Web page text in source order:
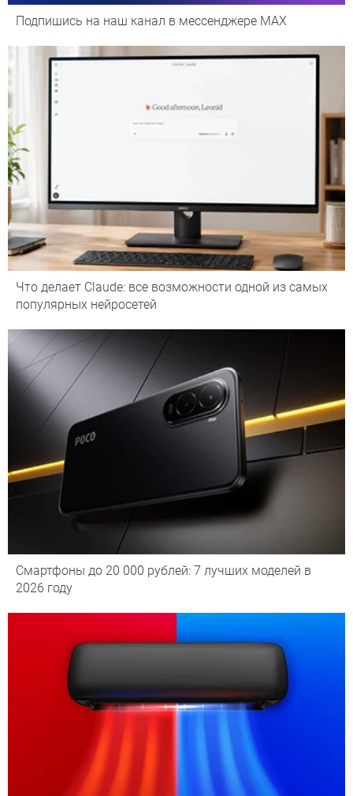
Подпишись на наш канал в мессенджере МАХ
Что делает Сlaude: все возможности одной из самых
популярных нейросетей
Смартфоны до 20 000 рублей: 7 лучших моделей в
2026 году